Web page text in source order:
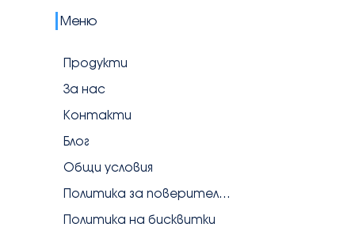
💧 Първият учебен ден с AquaBuddy:
Колко вода трябва да пият децата
Меню
Продукти
За нас
Контакти
Блог
Общи условия
Политика за поверителност
Политика на бисквитки